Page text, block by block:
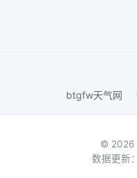
btgfw天气网
© 2026
数据更新